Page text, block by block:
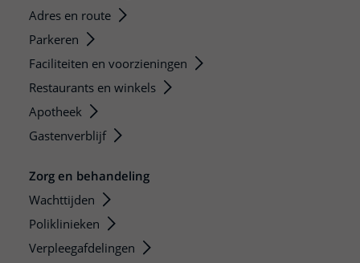
Adres en route
Parkeren
Faciliteiten en voorzieningen
Restaurants en winkels
Apotheek
Gastenverblijf
Zorg en behandeling
Wachttijden
Poliklinieken
Verpleegafdelingen